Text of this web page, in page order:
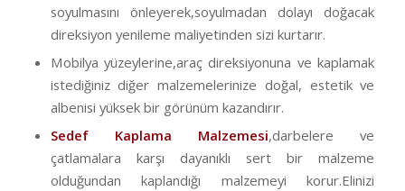
soyulmasını önleyerek,soyulmadan dolayı doğacak
direksiyon yenileme maliyetinden sizi kurtarır.
Mobilya yüzeylerine,araç direksiyonuna ve kaplamak
istediğiniz diğer malzemelerinize doğal, estetik ve
albenisi yüksek bir görünüm kazandırır.
Sedef Kaplama Malzemesi,darbelere ve
çatlamalara karşı dayanıklı sert bir malzeme
olduğundan kaplandığı malzemeyi korur.Elinizi